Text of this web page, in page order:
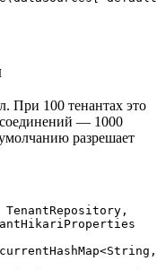
При 100 тенантах это
— 1000
разрешает